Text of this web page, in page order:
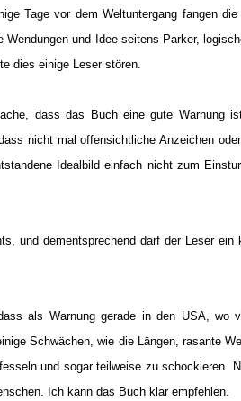
Tage vor dem Weltuntergang fangen
und Idee seitens Parker,
dies einige Leser stören.
dass das Buch eine gute Warnung
nicht mal offensichtliche Anzeichen
Idealbild einfach nicht zum
und dementsprechend darf der Leser
als Warnung gerade in den USA, wo
Schwächen, wie die Längen, rasante
und sogar teilweise zu schockieren.
Ich kann das Buch klar empfehlen.